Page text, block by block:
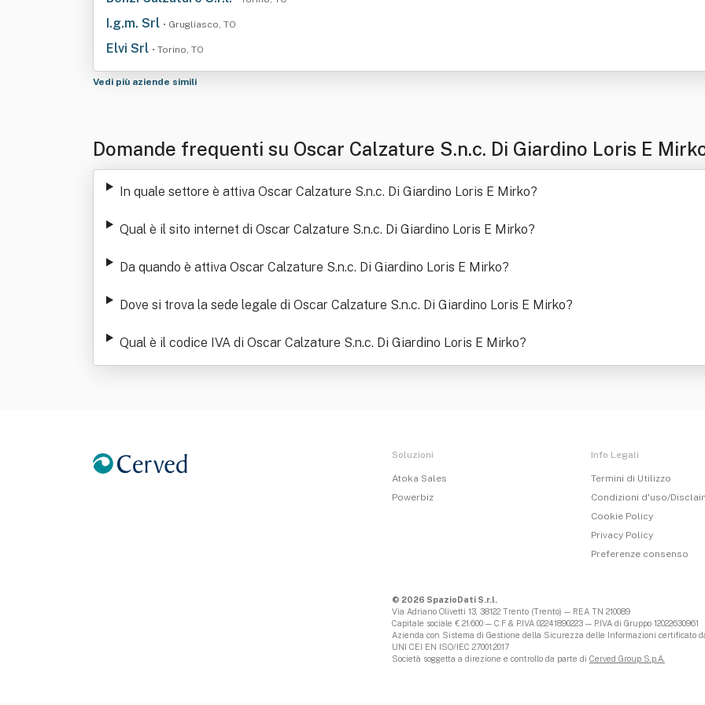
I.g.m. Srl • Grugliasco, TO
Elvi Srl • Torino, TO
Vedi più aziende simili
Domande frequenti su Oscar Calzature S.n.c. Di Giardino Loris E
In quale settore è attiva Oscar Calzature S.n.c. Di Giardino Loris E Mirko?
Qual è il sito internet di Oscar Calzature S.n.c. Di Giardino Loris E Mirko?
Da quando è attiva Oscar Calzature S.n.c. Di Giardino Loris E Mirko?
Dove si trova la sede legale di Oscar Calzature S.n.c. Di Giardino Loris E Mirko?
Qual è il codice IVA di Oscar Calzature S.n.c. Di Giardino Loris E Mirko?
Soluzioni
Atoka Sales
Powerbiz
Info Legali
Termini di Utilizzo
Condizioni d'uso/
Cookie Policy
Privacy Policy
Preferenze consenso
© 2026 SpazioDati S.r.l.
Via Adriano Olivetti 13, 38122 Trento (Trento) — REA TN 210089
Capitale sociale € 21.600 — C.F & P.IVA 02241890223 — P.IVA di Gruppo 12022630961
Azienda con Sistema di Gestione della Sicurezza delle Informazioni certificato
UNI CEI EN ISO/IEC 27001:2017
Società soggetta a direzione e controllo da parte di Cerved Group S.p.A.